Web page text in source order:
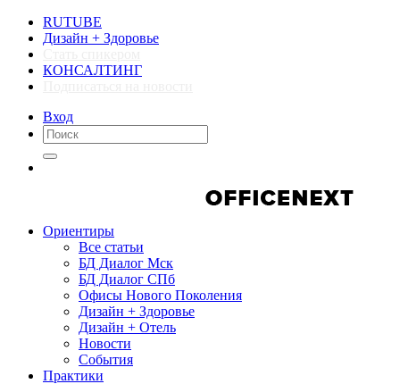
RUTUBE
Дизайн + Здоровье
КОНСАЛТИНГ
Вход
Ориентиры
Все статьи
БД Диалог Мск
БД Диалог СПб
Офисы Нового Поколения
Дизайн + Здоровье
Дизайн + Отель
Новости
События
Практики